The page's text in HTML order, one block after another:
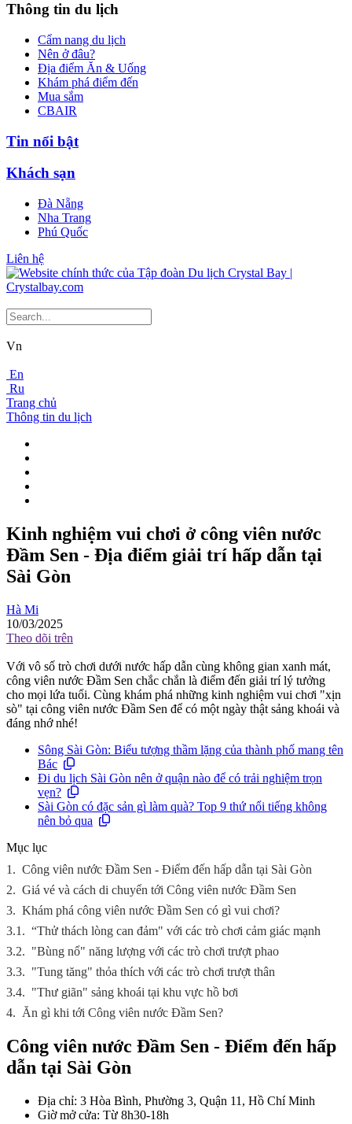
Thông tin du lịch
Cẩm nang du lịch
Nên ở đâu?
Địa điểm Ăn & Uống
Khám phá điểm đến
Mua sắm
CBAIR
Tin nổi bật
Khách sạn
Đà Nẵng
Nha Trang
Phú Quốc
Liên hệ
Vn
En
Ru
Trang chủ
Thông tin du lịch
Kinh nghiệm vui chơi ở công viên nước
Đầm Sen - Địa điểm giải trí hấp dẫn tại
Sài Gòn
Hà Mi
10/03/2025
Theo dõi trên
Với vô số trò chơi dưới nước hấp dẫn cùng không gian xanh mát,
công viên nước Đầm Sen chắc chắn là điểm đến giải trí lý tưởng
cho mọi lứa tuổi. Cùng khám phá những kinh nghiệm vui chơi "xịn
sò" tại công viên nước Đầm Sen để có một ngày thật sảng khoái và
đáng nhớ nhé!
Sông Sài Gòn: Biểu tượng thầm lặng của thành phố mang tên
Bác
Đi du lịch Sài Gòn nên ở quận nào để có trải nghiệm trọn
vẹn?
Sài Gòn có đặc sản gì làm quà? Top 9 thứ nổi tiếng không
nên bỏ qua
Mục lục
1. Công viên nước Đầm Sen - Điểm đến hấp dẫn tại Sài Gòn
2. Giá vé và cách di chuyển tới Công viên nước Đầm Sen
3. Khám phá công viên nước Đầm Sen có gì vui chơi?
3.1. “Thử thách lòng can đảm" với các trò chơi cảm giác mạnh
3.2. "Bùng nổ" năng lượng với các trò chơi trượt phao
3.3. "Tung tăng" thỏa thích với các trò chơi trượt thân
3.4. "Thư giãn" sảng khoái tại khu vực hồ bơi
4. Ăn gì khi tới Công viên nước Đầm Sen?
Công viên nước Đầm Sen - Điểm đến hấp
dẫn tại Sài Gòn
Địa chỉ: 3 Hòa Bình, Phường 3, Quận 11, Hồ Chí Minh
Giờ mở cửa: Từ 8h30-18h